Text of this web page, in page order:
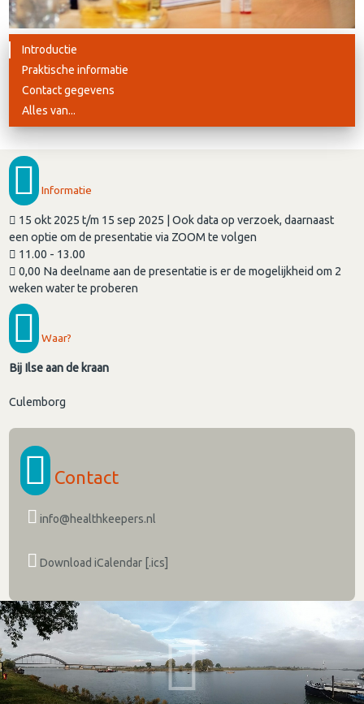
Introductie
Praktische informatie
Contact gegevens
Alles van...
Informatie
15 okt 2025 t/m 15 sep 2025 | Ook data op verzoek, daarnaast
een optie om de presentatie via ZOOM te volgen
11.00 - 13.00
0,00 Na deelname aan de presentatie is er de mogelijkheid om 2
weken water te proberen
Waar?
Bij Ilse aan de kraan
Culemborg
Contact
info@healthkeepers.nl
Download iCalendar [.ics]